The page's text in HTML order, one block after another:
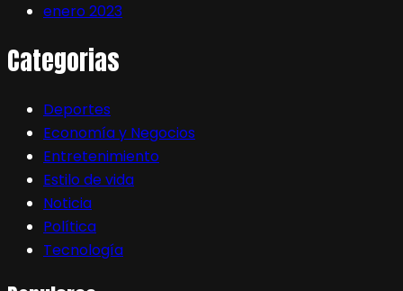
enero 2023
Categorias
Deportes
Economía y Negocios
Entretenimiento
Estilo de vida
Noticia
Política
Tecnología